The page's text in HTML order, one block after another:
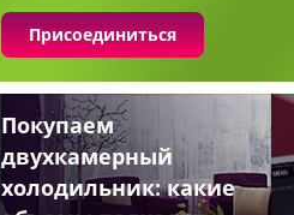
Присоединиться
Покупаем
двухкамерный
холодильник: какие